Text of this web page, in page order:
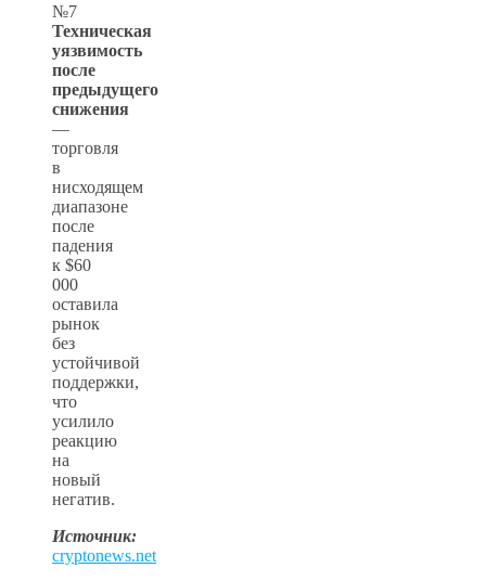
№7
Техническая
уязвимость
после
предыдущего
снижения
—
торговля
в
нисходящем
диапазоне
после
падения
к $60
000
оставила
рынок
без
устойчивой
поддержки,
что
усилило
реакцию
на
новый
негатив.
Источник:
cryptonews.net